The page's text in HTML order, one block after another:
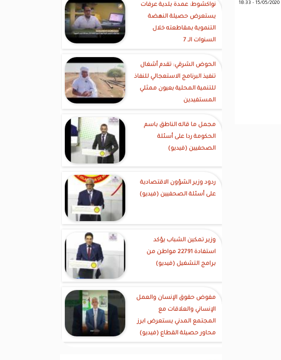
نواكشوط: عمدة بلدية عرفات
يستعرض حصيلة النهضة
التنموية بمقاطعته خلال
السنوات الـ 7
الحوض الشرقي: تقدم أشغال
تنفيذ البرنامج الاستعجالي للنفاذ
للتنمية المحلية بعيون ممثلي
المستفيدين
مجمل ما قاله الناطق باسم
الحكومة ردا على أسئلة
الصحفيين (فيديو)
ردود وزير الشؤون الاقتصادية
على أسئلة الصحفيين (فيديو)
وزير تمكين الشباب يؤكد
استفادة 22791 مواطن من
برامج التشغيل (فيديو)
مفوض حقوق الإنسان والعمل
الإنساني والعلاقات مع
المجتمع المدني يستعرض ابرز
محاور حصيلة القطاع (فيديو)